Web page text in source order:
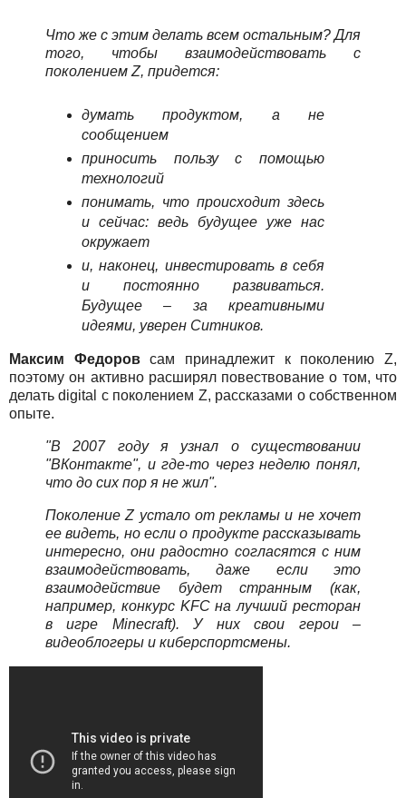
Что же с этим делать всем остальным? Для
того, чтобы взаимодействовать с
поколением Z, придется:
думать продуктом, а не
сообщением
приносить пользу с помощью
технологий
понимать, что происходит здесь
и сейчас: ведь будущее уже нас
окружает
и, наконец, инвестировать в себя
и постоянно развиваться.
Будущее – за креативными
идеями, уверен Ситников.
Максим Федоровсам принадлежит к поколению Z,
поэтому он активно расширял повествование о том, что
делать digital с поколением Z, рассказами о собственном
опыте.
"В 2007 году я узнал о существовании
"ВКонтакте", и где-то через неделю понял,
что до сих пор я не жил".
Поколение Z устало от рекламы и не хочет
ее видеть, но если о продукте рассказывать
интересно, они радостно согласятся с ним
взаимодействовать, даже если это
взаимодействие будет странным (как,
например, конкурс KFC на лучший ресторан
в игре Minecraft). У них свои герои –
видеоблогеры и киберспортсмены.